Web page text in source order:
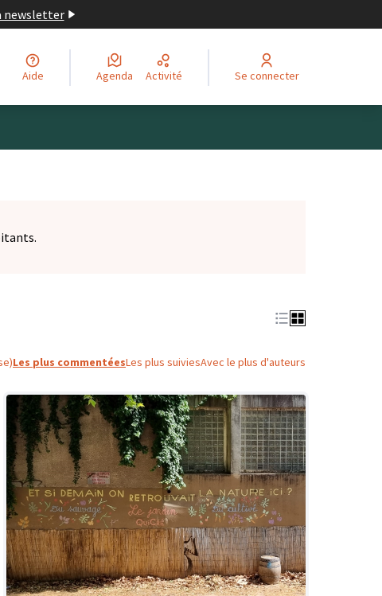
newsletter
Aide Agenda Activité Se connecter
Les plus commentéesLes plus suiviesAvec le plus d'auteurs